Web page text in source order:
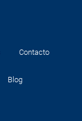
Contacto
Blog